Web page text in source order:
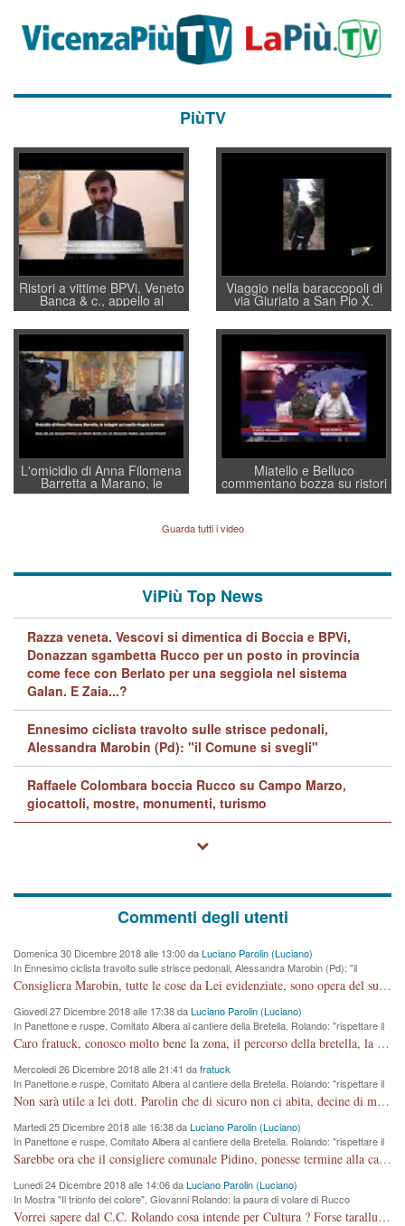
PiùTV
Ristori a vittime BPVi, Veneto
Banca & c., appello al
sottosegretario Alessio
Villarosa: per mettere ordine
convochi con Di Maio CNCU
a supporto della cabina di
regia al Mef
Viaggio nella baraccopoli di
via Giuriato a San Pio X.
Vicenza ai Vicentini: “faremo
un regalo di Natale ai
residenti”
L'omicidio di Anna Filomena
Barretta a Marano, le
indagini dei carabinieri di
quelle di... Barbara D'Urso
Miatello e Belluco
commentano bozza su ristori
BPVi e Veneto Banca
Guarda tutti i video
ViPiù Top News
Razza veneta. Vescovi si dimentica di Boccia e BPVi,
Donazzan sgambetta Rucco per un posto in provincia
come fece con Berlato per una seggiola nel sistema
Galan. E Zaia...?
Ennesimo ciclista travolto sulle strisce pedonali,
Alessandra Marobin (Pd): "il Comune si svegli"
Raffaele Colombara boccia Rucco su Campo Marzo,
giocattoli, mostre, monumenti, turismo
Commenti degli utenti
Domenica 30 Dicembre 2018 alle 13:00 daLuciano Parolin (Luciano)
In Ennesimo ciclista travolto sulle strisce pedonali, Alessandra Marobin (Pd): "il
Comune si svegli"
Consigliera Marobin, tutte le cose da Lei evidenziate, sono opera del suo ex Assessore e compagno di Partito Antonio Marco Dalla Pozza Assessore alla "progettazione" di piste ciclabili e altre porcherie. A lui manderei il conto da saldare per incidenti e danni alle persone. E' ora che "finiamola." Avete perso rassegnatevi. qui IL SINDACO RUCCO NON C'ENTRA PER NIENTE. CAPITO!!!!!!!! Amen.
Giovedi 27 Dicembre 2018 alle 17:38 daLuciano Parolin (Luciano)
In Panettone e ruspe, Comitato Albera al cantiere della Bretella. Rolando: "rispettare il
cronoprogramma"
Caro fratuck, conosco molto bene la zona, il percorso della bretella, la situazione dei cittadini, abito in Viale Trento. A partire dal 2003 ho partecipato al Comitato di Maddalene pro bretella, e a riunioni propositive per apportare modifiche al progetto. Numerose mie foto del territorio sono arrivate a Roma, altri miei interventi (non graditi dalla Sx) sono stati pubblicati dal GdV, assieme ad altri come Ciro Asproso, ora favorevole alla bretella. Ho partecipato alla raccolta firme per la chiusura della strada x 5 giorni eseguita dal Sindaco Hullwech per sforamento 180 Micro/g. Pertanto come impegno per la tematica sono apposto con la coscienza. Ora il Progetto è partito, fine! Voglio dire che la nuova Giunta "comunale" non c'entra più. L'opera sarà "malauguratamente" eseguita, ma non con il mio placet. Il Consigliere Comunale dovrebbe capire che la campagna elettorale è finita, con buona pace di tutti. Quello che invece dovrebbe interessare è la proprietà della strada, dall'uscita autostradale Ovest, sino alla Rotatoria dell'Albara, vi sono tre possessori: Autostrade SpA; La Provincia, il Comune. Come la mettiamo per il futuro ? I costi, da 50 sono saliti a 100 milioni di € come dire 20 milioni a KM (!) da non credere. Comunque si farà. Ma nessuno canti Vittoria, anzi meglio non farne un ulteriore fatto "partitico" per questioni elettorali o di seggio. Se mi manda la sua mail, sono disponibile ad inviare i documenti e le foto sopra descritte. Con ossequi, Luciano Parolin
Mercoledi 26 Dicembre 2018 alle 21:41 dafratuck
In Panettone e ruspe, Comitato Albera al cantiere della Bretella. Rolando: "rispettare il
cronoprogramma"
Non sarà utile a lei dott. Parolin che di sicuro non ci abita, decine di migliaia di TIR, automobili e padroncini che passano quotidianamente per una strada appena rotabile, non è più possibile stendere i panni, attraversare la strada senza rischiare la morte, le case stanno crepando, i tempi sono cambiati e la bretella non passerà assolutamente per maddalene (ma cosa sta a dire?!), dia invece responsabilità a chi ha costruito tagliando la strada che doveva invece terminare a isola vicentina e non al moracchino lasciando Motta di Costabissara ancora in panne di traffico. I tempi sono cambiati dottore e se l'anagrafe della vita stagna nell'essere umano impressioni conservatrici, la società non le considera perchè va avanti, si industrializza e ha bisogno di infrastrutture e di sviluppo. Ultima considerazione, se è geloso di Rolando perchè vede in lui solo campagne politiche mentre si difendono i SOLI diritti dei cittadini, la preghiamo faccia considerazioni più appropriate. Saluti e complimenti per i suoi scritti.
Martedi 25 Dicembre 2018 alle 16:38 daLuciano Parolin (Luciano)
In Panettone e ruspe, Comitato Albera al cantiere della Bretella. Rolando: "rispettare il
cronoprogramma"
Sarebbe ora che il consigliere comunale Pidino, ponesse termine alla campagna elettorale nel territorio del suo seggio Villaggio del Sole. La tiraca è iniziata, distruggerà 6 km di prateria ovest della città, ricca di fonti e sorgenti d'acqua. I cittadini di Maddalene non avranno più Pace la notte. Molta colpa per la costruzione di questa Strada è proprio del signor Rolando,dei suoi gazebo mobili e che vuol far passare questa opera VANDALICA come progetto "utile" a chi ? Non è cosa seria sig. Rolando!
Lunedi 24 Dicembre 2018 alle 14:06 daLuciano Parolin (Luciano)
In Mostra "Il trionfo del colore", Giovanni Rolando: la paura di volare di Rucco
Vorrei sapere dal C.C. Rolando cosa intende per Cultura ? Forse tarallucci, vino e sagre, o spaghetti tricolori del PD ? Il continuo (s)parlare della mostra a Palazzo Chiericati caro consigliere DANNEGGIA FORTEMENTE l'immagine della città TUTTA e fa deviare i consensi che in RUSSIA (badi bene ex U.R.S.S.) sono ECCELLENTI. A livello artistico l'evento è di alta Valenza culturale, COMPITO di Tutta la Cittadinanza fare il possibile per propagandare l'iniziativa senza farne UN CASO PARTITICO come fa Lei da sempre. Meno Gazebo + Partecipazione! E così sia. Amen.